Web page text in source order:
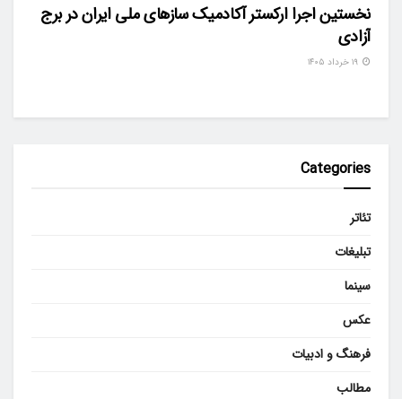
نخستین اجرا ارکستر آکادمیک سازهای ملی ایران در برج
آزادی
Categories
تئاتر
تبلیغات
سینما
عکس
فرهنگ و ادبیات
مطالب